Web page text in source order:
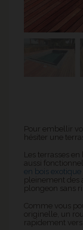
Pour embellir
hésiter une
Les terrasses
aussi
en bois exotique
pleinement des
plongeon sans
Comme vous
originelle, un
rapidement